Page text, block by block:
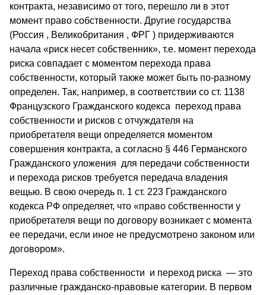
контракта, независимо от того, перешло ли в этот
момент право собственности. Другие государства
(Россия , Великобритания , ФРГ ) придерживаются
начала «риск несет собственник», т.е. момент перехода
риска совпадает с моментом перехода права
собственности, который также может быть по-разному
определен. Так, например, в соответствии со ст. 1138
Французского Гражданского кодекса переход права
собственности и рисков с отчуждателя на
приобретателя вещи определяется моментом
совершения контракта, а согласно § 446 Германского
Гражданского уложения для передачи собственности
и перехода рисков требуется передача владения
вещью. В свою очередь п. 1 ст. 223 Гражданского
кодекса РФ определяет, что «право собственности у
приобретателя вещи по договору возникает с момента
ее передачи, если иное не предусмотрено законом или
договором».
Переход права собственности и переход риска — это
различные гражданско-правовые категории. В первом